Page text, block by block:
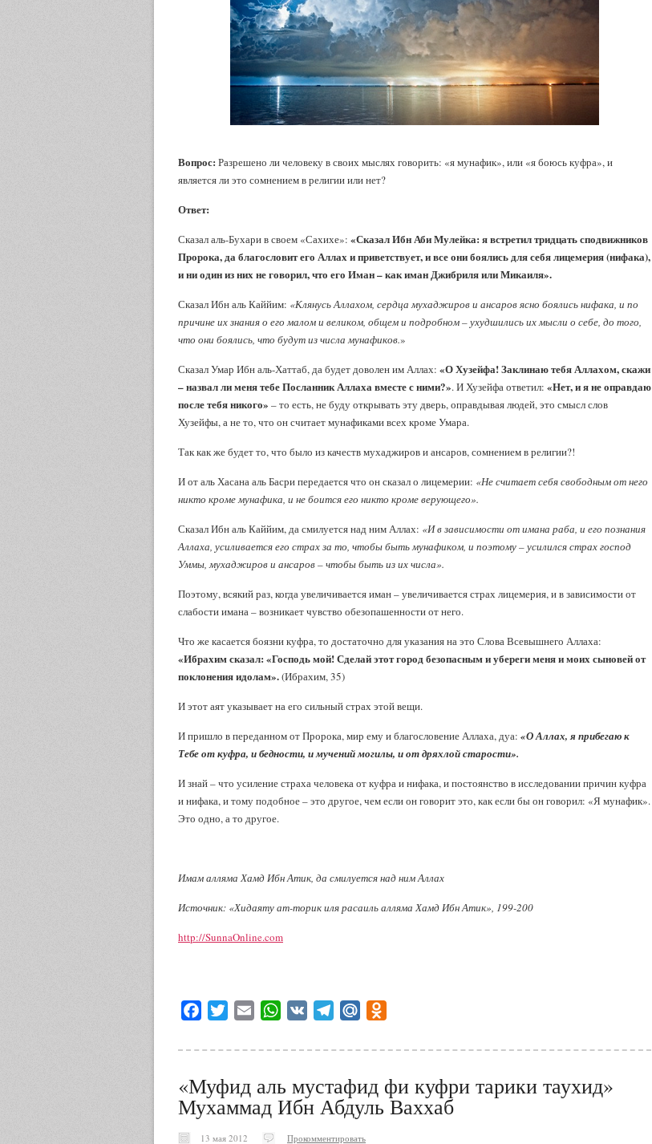
Вопрос: Разрешено ли человеку в своих мыслях говорить: «я мунафик», или «я боюсь куфра», и
является ли это сомнением в религии или нет?
Ответ:
Сказал аль-Бухари в своем «Сахихе»: «Сказал Ибн Аби Мулейка: я встретил тридцать сподвижников
Пророка, да благословит его Аллах и приветствует, и все они боялись для себя лицемерия (нифака),
и ни один из них не говорил, что его Иман – как иман Джибриля или Микаиля».
Сказал Ибн аль Каййим: «Клянусь Аллахом, сердца мухаджиров и ансаров ясно боялись нифака, и по
причине их знания о его малом и великом, общем и подробном – ухудшились их мысли о себе, до того,
что они боялись, что будут из числа мунафиков.»
Сказал Умар Ибн аль-Хаттаб, да будет доволен им Аллах: «О Хузейфа! Заклинаю тебя Аллахом, скажи
– назвал ли меня тебе Посланник Аллаха вместе с ними?». И Хузейфа ответил: «Нет, и я не оправдаю
после тебя никого» – то есть, не буду открывать эту дверь, оправдывая людей, это смысл слов
Хузейфы, а не то, что он считает мунафиками всех кроме Умара.
Так как же будет то, что было из качеств мухаджиров и ансаров, сомнением в религии?!
И от аль Хасана аль Басри передается что он сказал о лицемерии: «Не считает себя свободным от него
никто кроме мунафика, и не боится его никто кроме верующего».
Сказал Ибн аль Каййим, да смилуется над ним Аллах: «И в зависимости от имана раба, и его познания
Аллаха, усиливается его страх за то, чтобы быть мунафиком, и поэтому – усилился страх господ
Уммы, мухаджиров и ансаров – чтобы быть из их числа».
Поэтому, всякий раз, когда увеличивается иман – увеличивается страх лицемерия, и в зависимости от
слабости имана – возникает чувство обезопашенности от него.
Что же касается боязни куфра, то достаточно для указания на это Слова Всевышнего Аллаха:
«Ибрахим сказал: «Господь мой! Сделай этот город безопасным и убереги меня и моих сыновей от
поклонения идолам».(Ибрахим, 35)
И этот аят указывает на его сильный страх этой вещи.
И пришло в переданном от Пророка, мир ему и благословение Аллаха, дуа: «О Аллах, я прибегаю к
Тебе от куфра, и бедности, и мучений могилы, и от дряхлой старости».
И знай – что усиление страха человека от куфра и нифака, и постоянство в исследовании причин куфра
и нифака, и тому подобное – это другое, чем если он говорит это, как если бы он говорил: «Я мунафик».
Это одно, а то другое.
Имам алляма Хамд Ибн Атик, да смилуется над ним Аллах
Источник: «Хидаяту ат-торик иля расаиль алляма Хамд Ибн Атик», 199-200
http://SunnaOnline.com
Facebook
Twitter Email WhatsApp
VK TelegramMail.Ru
«Муфид аль мустафид фи куфри тарики таухид»
Мухаммад Ибн Абдуль Ваххаб
13 мая 2012 Прокомментировать